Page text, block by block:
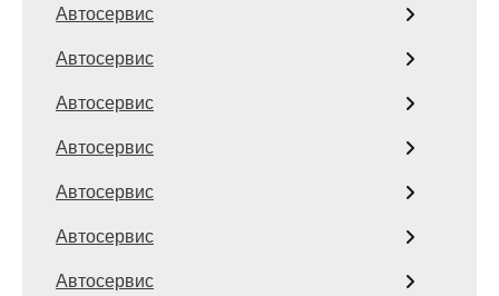
Автосервис
Автосервис
Автосервис
Автосервис
Автосервис
Автосервис
Автосервис